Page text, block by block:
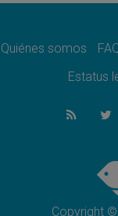
no
Quiénes somos
Estatus
Copyright ©